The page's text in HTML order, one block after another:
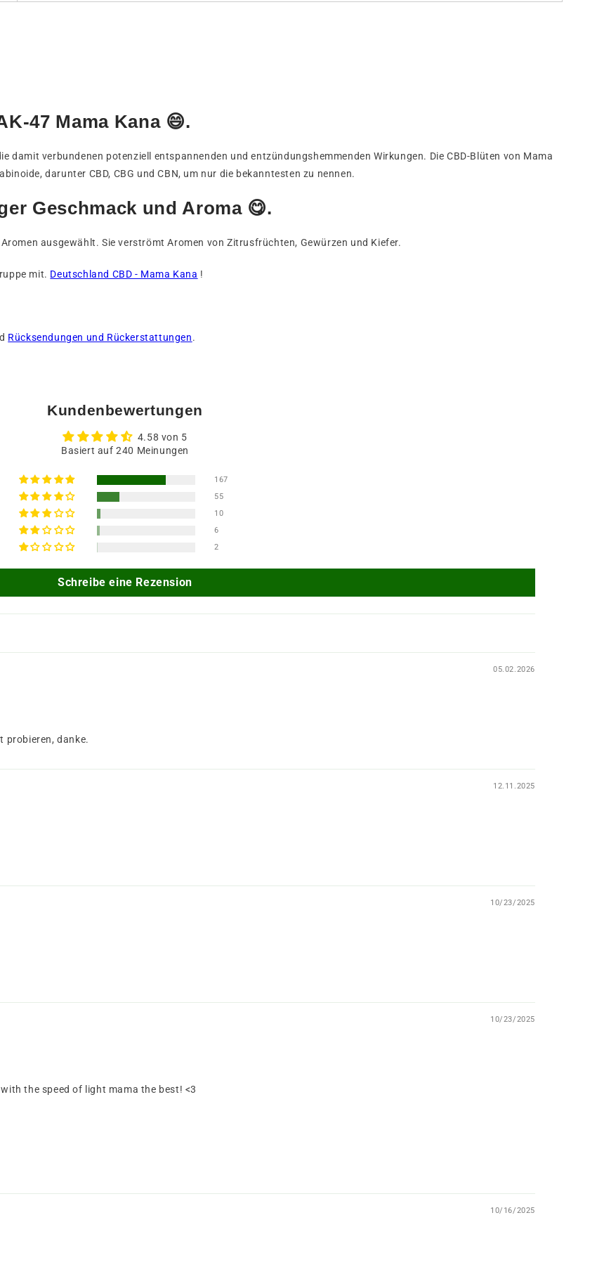
47 Mama Kana 😄.
damit verbundenen potenziell entspannenden und entzündungshemmenden Wirkungen. Die CBD-Blüten von Mama
darunter CBD, CBG und CBN, um nur die bekanntesten zu nennen.
Geschmack und Aroma 😋.
ausgewählt. Sie verströmt Aromen von Zitrusfrüchten, Gewürzen und Kiefer.
mit. Deutschland CBD - Mama Kana !
Rücksendungen und Rückerstattungen.
Kundenbewertungen
4.58 von 5
Basiert auf 240 Meinungen
167
55
10
6
2
Schreibe eine Rezension
05.02.2026
probieren, danke.
12.11.2025
10/23/2025
10/23/2025
the speed of light mama the best! <3
10/16/2025